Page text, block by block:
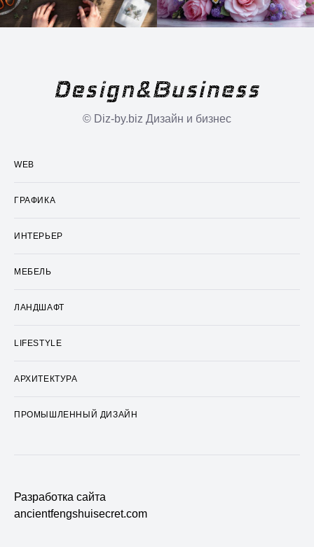
© Diz-by.biz Дизайн и бизнес
WEB
ГРАФИКА
ИНТЕРЬЕР
МЕБЕЛЬ
ЛАНДШАФТ
LIFESTYLE
АРХИТЕКТУРА
ПРОМЫШЛЕННЫЙ ДИЗАЙН
Разработка сайта
ancientfengshuisecret.com